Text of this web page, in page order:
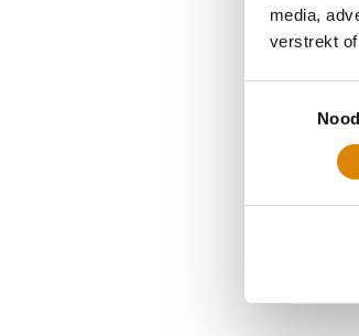
media,
verstrekt